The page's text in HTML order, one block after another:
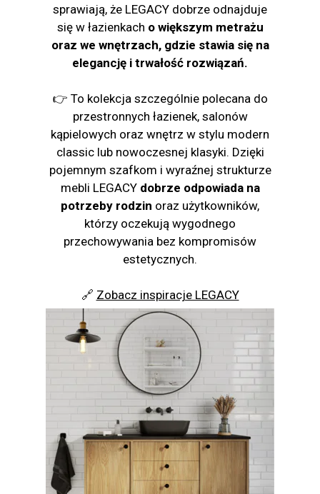
sprawiają, że LEGACY dobrze odnajduje
się w łazienkach o większym metrażu
oraz we wnętrzach, gdzie stawia się na
elegancję i trwałość rozwiązań.
👉 To kolekcja szczególnie polecana do
przestronnych łazienek, salonów
kąpielowych oraz wnętrz w stylu modern
classic lub nowoczesnej klasyki. Dzięki
pojemnym szafkom i wyraźnej strukturze
mebli LEGACYdobrze odpowiada na
potrzeby rodzin oraz użytkowników,
którzy oczekują wygodnego
przechowywania bez kompromisów
estetycznych.
🔗 Zobacz inspiracje LEGACY